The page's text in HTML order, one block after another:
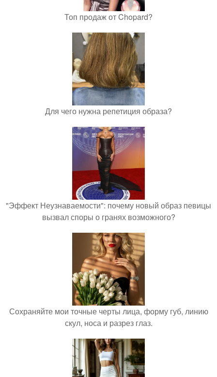
Топ продаж от Chopard?
Для чего нужна репетиция образа?
"Эффект Неузнаваемости": почему новый образ певицы
вызвал споры о гранях возможного?
Сохраняйте мои точные черты лица, форму губ, линию
скул, носа и разрез глаз.